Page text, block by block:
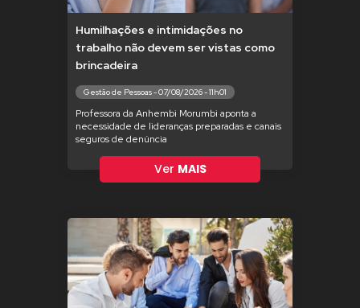
Humilhações e intimidações no
trabalho não devem ser vistas como
brincadeira
Gestão de Pessoas - 07/08/2026 - 11h01
Professora da Anhembi Morumbi aponta a
necessidade de lideranças preparadas e canais
seguros de denúncia
Ver MAIS